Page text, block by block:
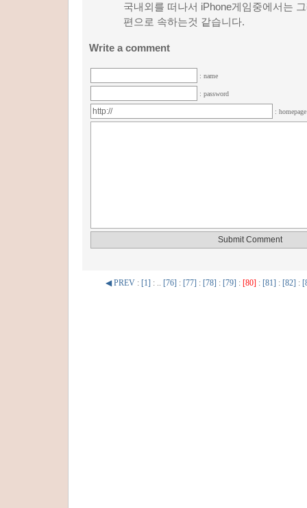
국내외를 떠나서 iPhone게임중에서는
편으로 속하는것 같습니다.
Write a comment
: name
: password
:
◀ PREV : [1] : .. [76] : [77] : [78] : [79] : [80] : [81] : [82] :